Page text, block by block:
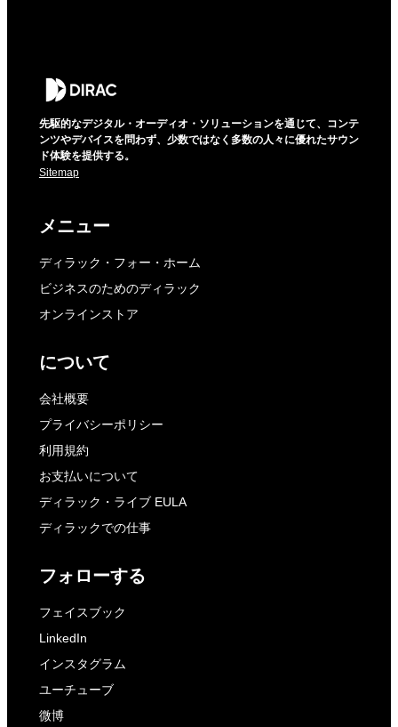
先駆的なデジタル・オーディオ・ソリューションを通じて、コンテ
ンツやデバイスを問わず、少数ではなく多数の人々に優れたサウン
ド体験を提供する。
Sitemap
メニュー
ディラック・フォー・ホーム
ビジネスのためのディラック
オンラインストア
について
会社概要
プライバシーポリシー
利用規約
お支払いについて
ディラック・ライブ EULA
ディラックでの仕事
フォローする
フェイスブック
LinkedIn
インスタグラム
ユーチューブ
微博